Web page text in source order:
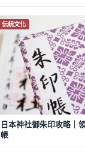
伝統文化
日本神社御朱印攻略｜
帳